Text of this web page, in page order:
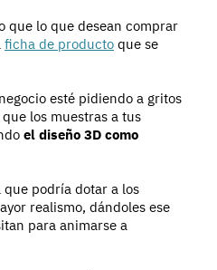
que lo que desean comprar
ficha de producto que se
esté pidiendo a gritos
los muestras a tus
el diseño 3D como
que podría dotar a los
realismo, dándoles ese
para animarse a